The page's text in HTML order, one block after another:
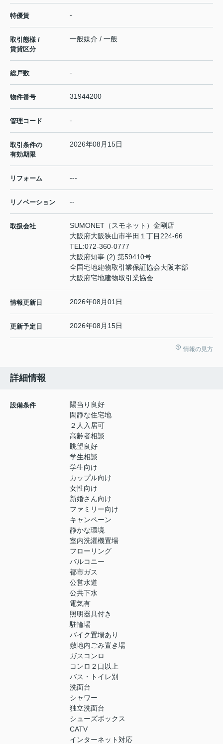
特優賃 -
取引態様 /
賃貸区分
一般媒介 / 一般
総戸数 -
物件番号 31944200
管理コード -
取引条件の
有効期限
2026年08月15日
リフォーム ---
リノベーション --
取扱会社
SUMONET（スモネット）金剛店
大阪府大阪狭山市半田１丁目224-66
TEL:072-360-0777
大阪府知事 (2) 第59410号
全国宅地建物取引業保証協会大阪本部
大阪府宅地建物取引業協会
情報更新日 2026年08月01日
更新予定日 2026年08月15日
情報の見方
詳細情報
設備条件
陽当り良好
閑静な住宅地
２人入居可
高齢者相談
眺望良好
学生相談
学生向け
カップル向け
女性向け
新婚さん向け
ファミリー向け
キャンペーン
静かな環境
室内洗濯機置場
フローリング
バルコニー
都市ガス
公営水道
公共下水
電気有
照明器具付き
駐輪場
バイク置場あり
敷地内ごみ置き場
ガスコンロ
コンロ２口以上
バス・トイレ別
洗面台
シャワー
独立洗面台
シューズボックス
CATV
インターネット対応